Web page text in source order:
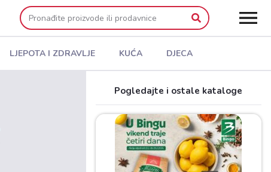
LJEPOTA I ZDRAVLJE KUĆA DJECA
Pogledajte i ostale kataloge